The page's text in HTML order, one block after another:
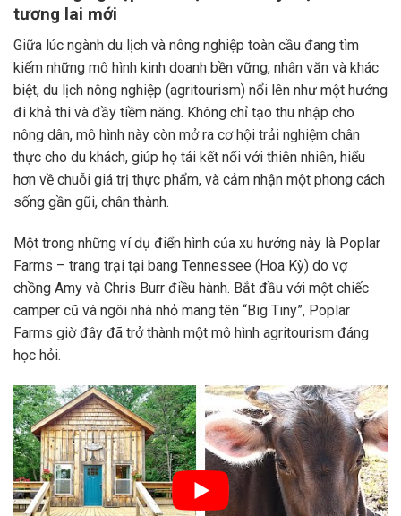
tương lai mới
Giữa lúc ngành du lịch và nông nghiệp toàn cầu đang tìm
kiếm những mô hình kinh doanh bền vững, nhân văn và khác
biệt, du lịch nông nghiệp (agritourism) nổi lên như một hướng
đi khả thi và đầy tiềm năng. Không chỉ tạo thu nhập cho
nông dân, mô hình này còn mở ra cơ hội trải nghiệm chân
thực cho du khách, giúp họ tái kết nối với thiên nhiên, hiểu
hơn về chuỗi giá trị thực phẩm, và cảm nhận một phong cách
sống gần gũi, chân thành.
Một trong những ví dụ điển hình của xu hướng này là Poplar
Farms – trang trại tại bang Tennessee (Hoa Kỳ) do vợ
chồng Amy và Chris Burr điều hành. Bắt đầu với một chiếc
camper cũ và ngôi nhà nhỏ mang tên “Big Tiny”, Poplar
Farms giờ đây đã trở thành một mô hình agritourism đáng
học hỏi.